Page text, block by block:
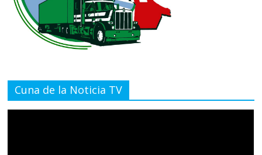
Cuna de la Noticia TV